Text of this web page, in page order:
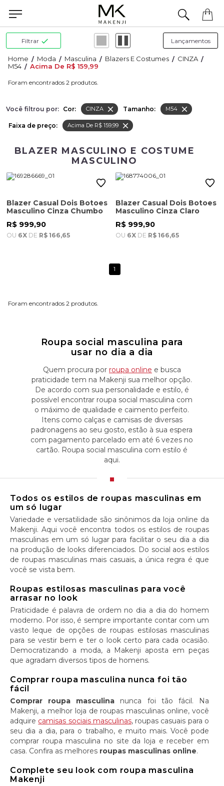
Filtrar
Moda Masculina Blazers E Costumes
CINZA
M54
Acima De R$ 159,99
2
Você filtrou por: Cor: CINZA Tamanho: M54
Faixa de preço: Acima De R$ 159,99
BLAZER MASCULINO E COSTUME
MASCULINO
Blazer Casual Dois Botoes
Masculino Cinza Chumbo
R$ 999,90
OU 6X DE R$ 166,65
Blazer Casual Dois Botoes
Masculino Cinza Claro
R$ 999,90
OU 6X DE R$ 166,65
1
2
Roupa social masculina para
usar no dia a dia
Quem procura por roupa online e busca
praticidade tem na Makenji sua melhor opção.
De acordo com sua personalidade e estilo, é
possível encontrar roupa social masculina com
o máximo de qualidade e caimento perfeito.
Itens como calças e camisas de diversas
padronagens ao seu gosto, estão à sua espera
com pagamento parcelado em até 6 vezes no
cartão. Roupa social masculina com estilo é
aqui.
Todos os estilos de roupas masculinas em
um só lugar
Variedade e versatilidade são sinônimos da loja online da
Makenji. Aqui você encontra todos os estilos de roupas
masculinas em um só lugar para facilitar o seu dia a dia
na produção de looks diferenciados. Do social aos estilos
de roupas masculinas mais casuais, a única regra é que
você se vista bem.
Roupas estilosas masculinas para você
arrasar no look
Praticidade é palavra de ordem no dia a dia do homem
moderno. Por isso, é sempre importante contar com um
vasto leque de opções de roupas estilosas masculinas
para se vestir bem e ter o look certo para cada ocasião.
Democratizando a moda, a Makenji aposta em peças
que agradam diversos tipos de homens.
Comprar roupa masculina nunca foi tão
fácil
Comprar roupa masculina nunca foi tão fácil. Na
Makenji, a melhor loja de roupas masculinas online, você
adquire camisas sociais masculinas, roupas casuais para o
seu dia a dia, para o trabalho, e muito mais. Você pode
comprar roupa masculina no site da loja e receber em
casa. Confira as melhores roupas masculinas online.
Complete seu look com roupa masculina
Makenji